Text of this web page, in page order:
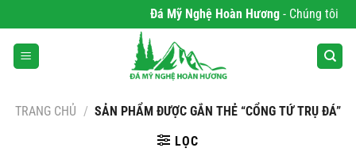
qua
nội
dung
Đá Mỹ Nghệ Hoàn Hương- Chúng tôi
TRANG CHỦ / SẢN PHẨM ĐƯỢC GẮN THẺ “CỔNG TỨ TRỤ ĐÁ”
LỌC